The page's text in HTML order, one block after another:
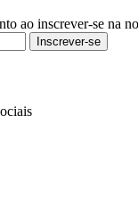
ao inscrever-se na
Inscrever-se